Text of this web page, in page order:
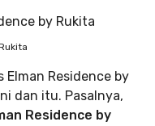
Elman Residence by
dan itu. Pasalnya,
Residence by